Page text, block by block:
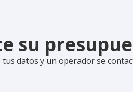
su
tus datos y un operador se